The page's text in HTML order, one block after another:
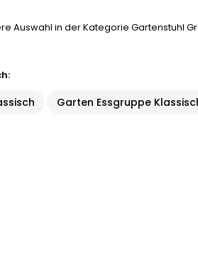
Auswahl in der Kategorie Gartenstuhl
Garten Essgruppe